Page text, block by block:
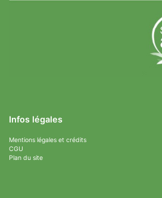
Infos légales
Mentions légales et crédits
CGU
Plan du site